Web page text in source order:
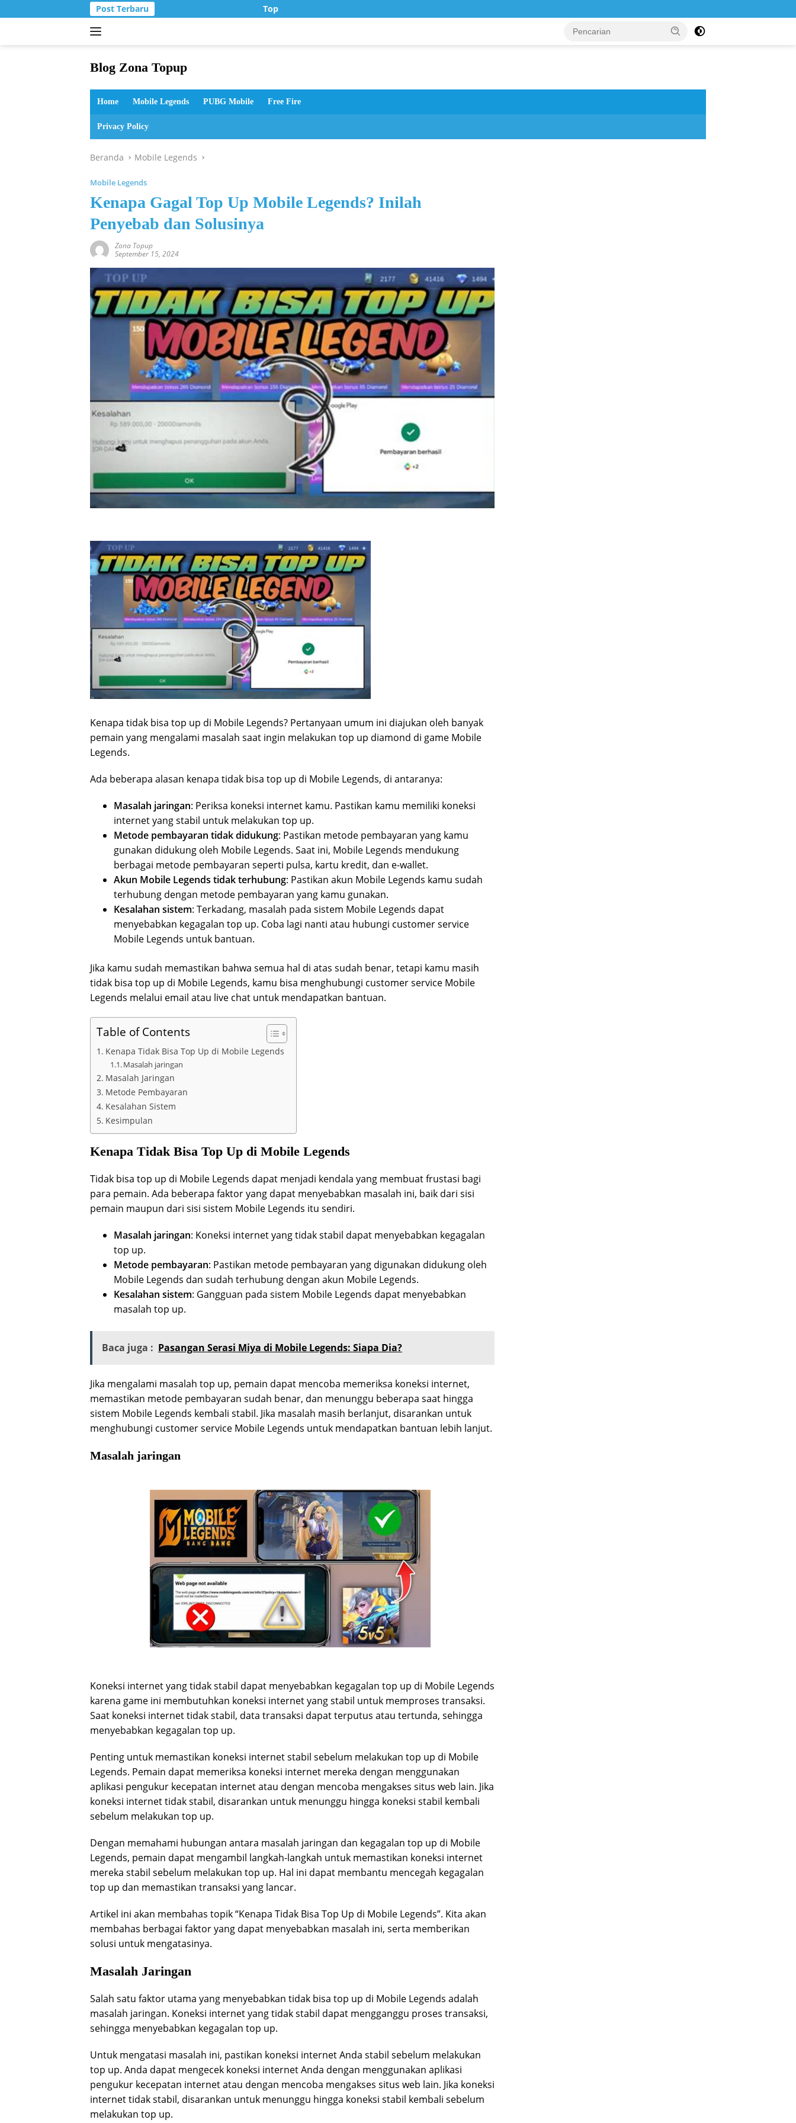
ke
Post Terbaru Top Up Murah di Zona Topup
Blog Zona Topup
dan
bermain
Home Mobile Legends PUBG Mobile Free Fire
Privacy Policy
Beranda Mobile Legends
Mobile Legends
Kenapa Gagal Top Up Mobile Legends? Inilah
Penyebab dan Solusinya
Zona Topup
September 15, 2024
Kenapa tidak bisa top up di Mobile Legends? Pertanyaan umum ini diajukan oleh banyak
pemain yang mengalami masalah saat ingin melakukan top up diamond di game Mobile
Legends.
Ada beberapa alasan kenapa tidak bisa top up di Mobile Legends, di antaranya:
Masalah jaringan: Periksa koneksi internet kamu. Pastikan kamu memiliki koneksi
internet yang stabil untuk melakukan top up.
Metode pembayaran tidak didukung: Pastikan metode pembayaran yang kamu
gunakan didukung oleh Mobile Legends. Saat ini, Mobile Legends mendukung
berbagai metode pembayaran seperti pulsa, kartu kredit, dan e-wallet.
Akun Mobile Legends tidak terhubung: Pastikan akun Mobile Legends kamu sudah
terhubung dengan metode pembayaran yang kamu gunakan.
Kesalahan sistem: Terkadang, masalah pada sistem Mobile Legends dapat
menyebabkan kegagalan top up. Coba lagi nanti atau hubungi customer service
Mobile Legends untuk bantuan.
Jika kamu sudah memastikan bahwa semua hal di atas sudah benar, tetapi kamu masih
tidak bisa top up di Mobile Legends, kamu bisa menghubungi customer service Mobile
Legends melalui email atau live chat untuk mendapatkan bantuan.
Table of Contents
Kenapa Tidak Bisa Top Up di Mobile Legends
Masalah jaringan
Masalah Jaringan
Metode Pembayaran
Kesalahan Sistem
Kesimpulan
Kenapa Tidak Bisa Top Up di Mobile Legends
Tidak bisa top up di Mobile Legends dapat menjadi kendala yang membuat frustasi bagi
para pemain. Ada beberapa faktor yang dapat menyebabkan masalah ini, baik dari sisi
pemain maupun dari sisi sistem Mobile Legends itu sendiri.
Masalah jaringan: Koneksi internet yang tidak stabil dapat menyebabkan kegagalan
top up.
Metode pembayaran: Pastikan metode pembayaran yang digunakan didukung oleh
Mobile Legends dan sudah terhubung dengan akun Mobile Legends.
Kesalahan sistem: Gangguan pada sistem Mobile Legends dapat menyebabkan
masalah top up.
Baca juga : Pasangan Serasi Miya di Mobile Legends: Siapa Dia?
Jika mengalami masalah top up, pemain dapat mencoba memeriksa koneksi internet,
memastikan metode pembayaran sudah benar, dan menunggu beberapa saat hingga
sistem Mobile Legends kembali stabil. Jika masalah masih berlanjut, disarankan untuk
menghubungi customer service Mobile Legends untuk mendapatkan bantuan lebih lanjut.
Masalah jaringan
Koneksi internet yang tidak stabil dapat menyebabkan kegagalan top up di Mobile Legends
karena game ini membutuhkan koneksi internet yang stabil untuk memproses transaksi.
Saat koneksi internet tidak stabil, data transaksi dapat terputus atau tertunda, sehingga
menyebabkan kegagalan top up.
Penting untuk memastikan koneksi internet stabil sebelum melakukan top up di Mobile
Legends. Pemain dapat memeriksa koneksi internet mereka dengan menggunakan
aplikasi pengukur kecepatan internet atau dengan mencoba mengakses situs web lain. Jika
koneksi internet tidak stabil, disarankan untuk menunggu hingga koneksi stabil kembali
sebelum melakukan top up.
Dengan memahami hubungan antara masalah jaringan dan kegagalan top up di Mobile
Legends, pemain dapat mengambil langkah-langkah untuk memastikan koneksi internet
mereka stabil sebelum melakukan top up. Hal ini dapat membantu mencegah kegagalan
top up dan memastikan transaksi yang lancar.
Artikel ini akan membahas topik “Kenapa Tidak Bisa Top Up di Mobile Legends”. Kita akan
membahas berbagai faktor yang dapat menyebabkan masalah ini, serta memberikan
solusi untuk mengatasinya.
Masalah Jaringan
Salah satu faktor utama yang menyebabkan tidak bisa top up di Mobile Legends adalah
masalah jaringan. Koneksi internet yang tidak stabil dapat mengganggu proses transaksi,
sehingga menyebabkan kegagalan top up.
Untuk mengatasi masalah ini, pastikan koneksi internet Anda stabil sebelum melakukan
top up. Anda dapat mengecek koneksi internet Anda dengan menggunakan aplikasi
pengukur kecepatan internet atau dengan mencoba mengakses situs web lain. Jika koneksi
internet tidak stabil, disarankan untuk menunggu hingga koneksi stabil kembali sebelum
melakukan top up.